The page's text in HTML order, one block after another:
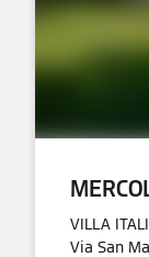
VILLA
Via San